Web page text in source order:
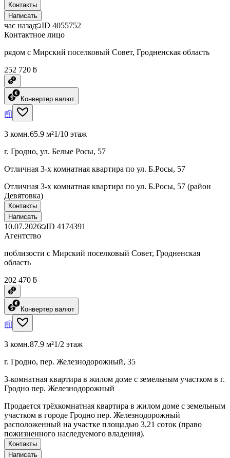
Контакты
Написать
час назад ID 4055752
Контактное лицо
рядом с Мирский поселковый Совет, Гродненская область
252 720 ƃ
Конвертер валют
3 комн.65.9 м²1/10 этаж
г. Гродно, ул. Белые Росы, 57
Отличная 3-х комнатная квартира по ул. Б.Росы, 57
Отличная 3-х комнатная квартира по ул. Б.Росы, 57 (район
Девятовка)
Контакты
Написать
10.07.2026 ID 4174391
Агентство
поблизости с Мирский поселковый Совет, Гродненская
область
202 470 ƃ
Конвертер валют
3 комн.87.9 м²1/2 этаж
г. Гродно, пер. Железнодорожный, 35
3-комнатная квартира в жилом доме с земельным участком в г.
Гродно пер. Железнодорожный
Продается трёхкомнатная квартира в жилом доме с земельным
участком в городе Гродно пер. Железнодорожный
расположенный на участке площадью 3,21 соток (право
пожизненного наследуемого владения).
Контакты
Написать